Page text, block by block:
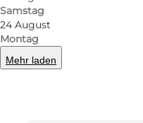
Samstag
24 August
Montag
Mehr laden
Instagram
Facebook